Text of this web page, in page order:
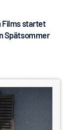
Films startet
Spätsommer